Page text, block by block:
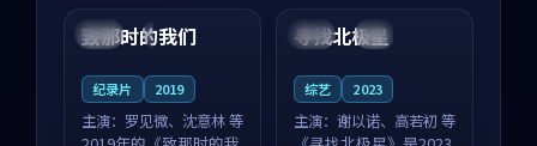
中国 4K
致那时的我们
纪录片 2019
主演： 罗见微、沈意林 等
中国 4K
寻找北极星
综艺 2023
主演： 谢以诺、高若初 等